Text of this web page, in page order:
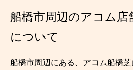
船橋市周辺のアコム店
について
船橋市周辺にある、アコム船橋